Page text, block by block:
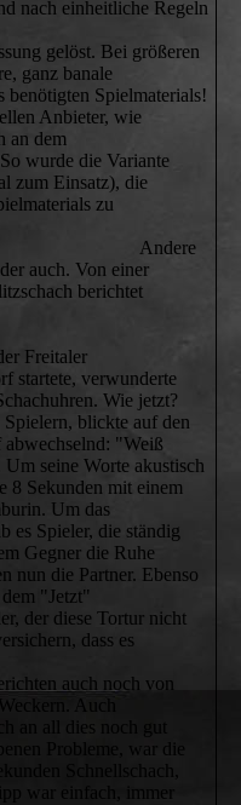
nach einheitliche Regeln
gelöst. Bei größeren
ganz banale
Spielmaterials!
Anbieter, wie
an dem
wurde die Variante
zum Einsatz), die
zu
Andere
auch. Von einer
berichtet
startete, verwunderte
Wie jetzt?
Spielern, blickte auf den
abwechselnd: "Weiß
seine Worte akustisch
8 Sekunden mit einem
Um das
es Spieler, die ständig
Gegner die Ruhe
nun die Partner. Ebenso
"Jetzt"
der diese Tortur nicht
dass es
war."
auch noch von
Auch
an all dies noch gut
Probleme, war die
Schnellschach,
war einfach, immer